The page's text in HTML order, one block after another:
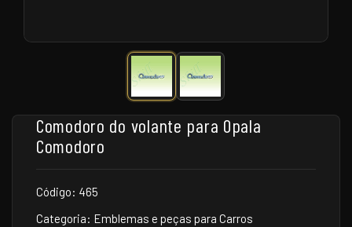
Comodoro do volante para Opala
Comodoro
Código: 465
Categoria: Emblemas e peças para Carros